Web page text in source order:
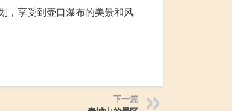
，享受到壶口瀑布的美景和风
下一篇